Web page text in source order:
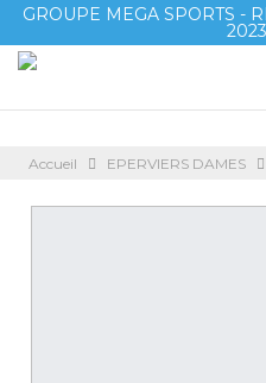
GROUPE MEGA SPORTS -
Accueil EPERVIERS DAMES